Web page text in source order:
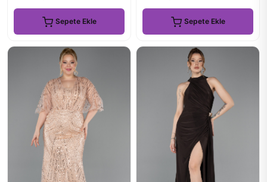
Sepete Ekle Sepete Ekle